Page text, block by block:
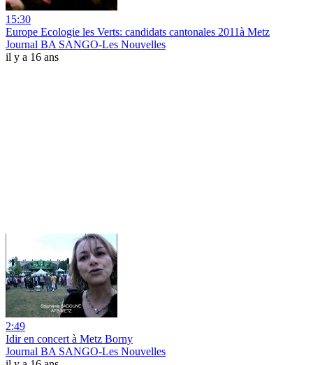
15:30
Europe Ecologie les Verts: candidats cantonales 2011à Metz
Journal BA SANGO-Les Nouvelles
il y a 16 ans
2:49
Idir en concert à Metz Borny
Journal BA SANGO-Les Nouvelles